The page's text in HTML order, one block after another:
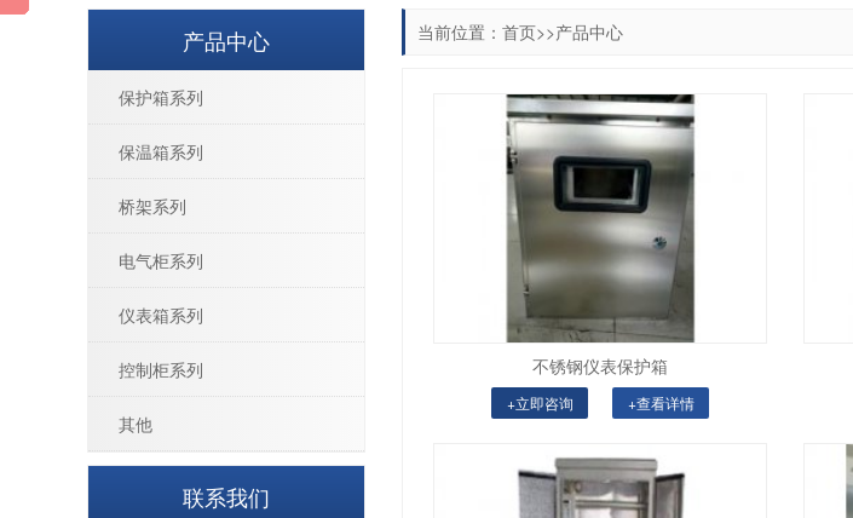
当前位置： 首页>>产品中心
不锈钢仪表保护箱
+立即咨询 +查看详情
产品中心
保护箱系列
保温箱系列
桥架系列
电气柜系列
仪表箱系列
控制柜系列
其他
联系我们